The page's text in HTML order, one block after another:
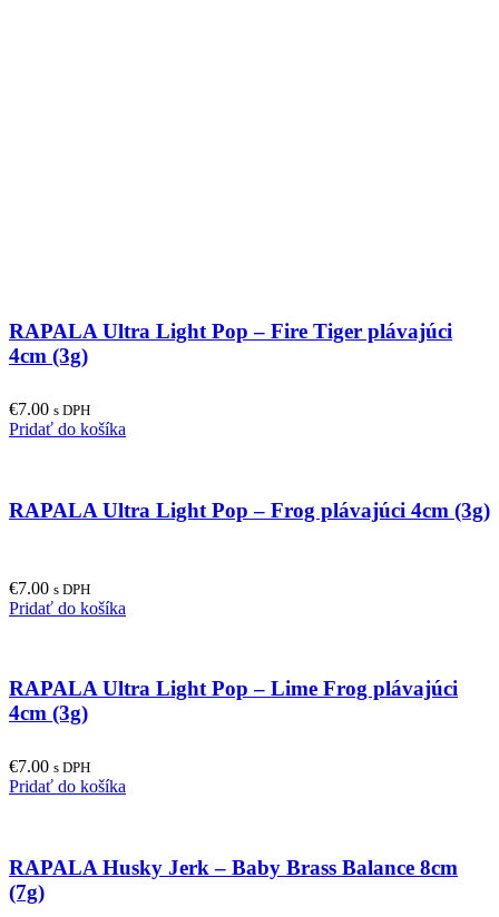
RAPALA Ultra Light Pop – Fire Tiger plávajúci
4cm (3g)
€7.00 s DPH
Pridať do košíka
RAPALA Ultra Light Pop – Frog plávajúci 4cm (3g)
€7.00 s DPH
Pridať do košíka
RAPALA Ultra Light Pop – Lime Frog plávajúci
4cm (3g)
€7.00 s DPH
Pridať do košíka
RAPALA Husky Jerk – Baby Brass Balance 8cm
(7g)